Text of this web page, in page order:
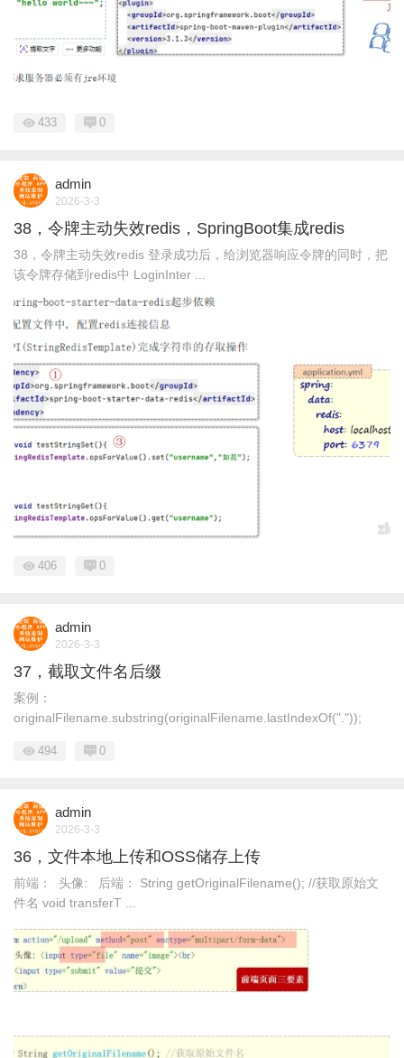
433 0
admin
2026-3-3
38，令牌主动失效redis，SpringBoot集成redis
38，令牌主动失效redis 登录成功后，给浏览器响应令牌的同时，把
该令牌存储到redis中 LoginInter ...
406 0
admin
2026-3-3
37，截取文件名后缀
案例：
originalFilename.substring(originalFilename.lastIndexOf("."));
494 0
admin
2026-3-3
36，文件本地上传和OSS储存上传
前端： 头像: 后端： String getOriginalFilename(); //获取原始文
件名 void transferT ...